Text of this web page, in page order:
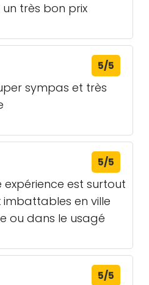
très bon prix
5/5
sympas et très
5/5
expérience est surtout
imbattables en ville
ou dans le usagé
5/5